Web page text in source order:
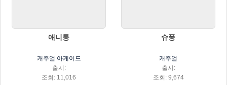
애니통
캐주얼 아케이드
출시:
조회: 11,016
슈퐁
캐주얼
출시:
조회: 9,674